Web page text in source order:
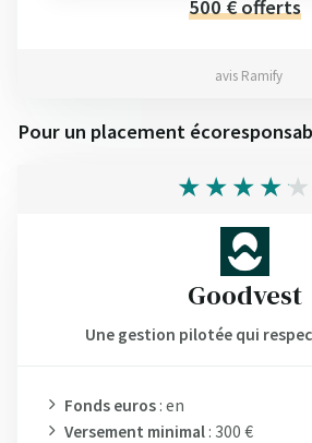
500 € offerts
avis Ramify
Pour un placement
Goodvest
Une gestion pilotée qui
Fonds euros : en
Versement minimal : 300 €